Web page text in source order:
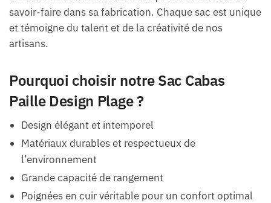
savoir-faire dans sa fabrication. Chaque sac est unique
et témoigne du talent et de la créativité de nos
artisans.
Pourquoi choisir notre Sac Cabas
Paille Design Plage ?
Design élégant et intemporel
Matériaux durables et respectueux de
l’environnement
Grande capacité de rangement
Poignées en cuir véritable pour un confort optimal